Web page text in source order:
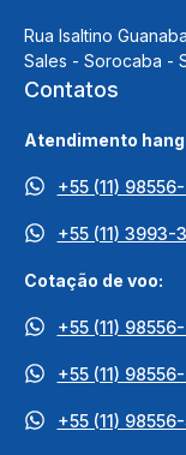
Rua Isaltino
Sales - Sorocaba -
Contatos
Atendimento
+55 (11)
+55 (11) 3993-
Cotação de voo:
+55 (11)
+55 (11)
+55 (11)